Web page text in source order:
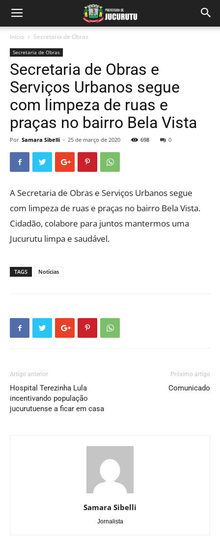
Início Secretaria de Obras
Secretaria de Obras
Secretaria de Obras e
Serviços Urbanos segue
com limpeza de ruas e
praças no bairro Bela Vista
Por Samara Sibelli - 25 de março de 2020 698 0
A Secretaria de Obras e Serviços Urbanos segue
com limpeza de ruas e praças no bairro Bela Vista.
Cidadão, colabore para juntos mantermos uma
Jucurutu limpa e saudável.
TAGS Notícias
Artigo anterior
Hospital Terezinha Lula
incentivando população
jucurutuense a ficar em casa
Próximo artigo
Comunicado
Samara Sibelli
Jornalista